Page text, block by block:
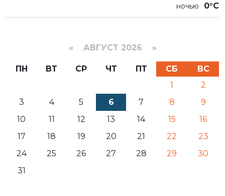
0°C
« АВГУСТ 2026 »
ПН ВТ СР ЧТ ПТ СБ
ВС
1
2
3
4 5 6 7 8
9
10
11 12 13 14 15
16
17
18 19 20 21 22
23
24
25 26 27 28 29
30
31